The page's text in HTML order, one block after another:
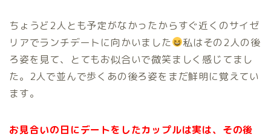
ちょうど2人とも予定がなかったからすぐ近くのサイゼ
リアでランチデートに向かいました
私はその2人の後
ろ姿を見て、とてもお似合いで微笑ましく感じてまし
た。2人で並んで歩くあの後ろ姿をまだ鮮明に覚えてい
ます。
お見合いの日にデートをしたカップルは実は、その後